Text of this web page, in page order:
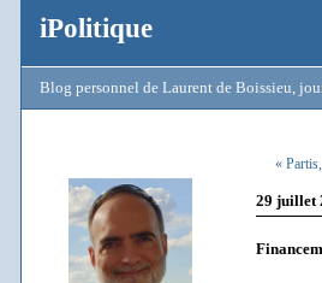
iPolitique
Blog personnel de Laurent de Boissieu,
«
29 juillet